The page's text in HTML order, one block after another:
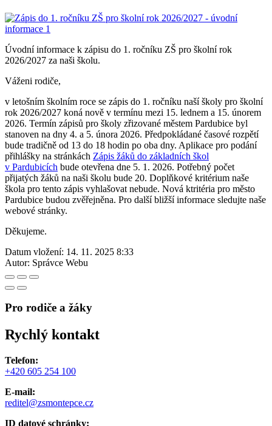
Úvodní informace k zápisu do 1. ročníku ZŠ pro školní rok
2026/2027 za naši školu.
Váženi rodiče,
v letošním školním roce se zápis do 1. ročníku naší školy pro školní
rok 2026/2027 koná nově v termínu mezi 15. lednem a 15. únorem
2026. Termín zápisů pro školy zřizované městem Pardubice byl
stanoven na dny 4. a 5. února 2026. Předpokládané časové rozpětí
bude tradičně od 13 do 18 hodin po oba dny. Aplikace pro podání
přihlášky na stránkách Zápis žáků do základních škol
v Pardubicích bude otevřena dne 5. 1. 2026. Potřebný počet
přijatých žáků na naši školu bude 20. Doplňkové kritérium naše
škola pro tento zápis vyhlašovat nebude. Nová ktritéria pro město
Pardubice budou zvěřejněna. Pro další bližší informace sledujte naše
webové stránky.
Děkujeme.
Datum vložení: 14. 11. 2025 8:33
Autor: Správce Webu
Pro rodiče a žáky
Rychlý kontakt
Telefon:
+420 605 254 100
E-mail:
reditel@zsmontepce.cz
ID datové schránky: